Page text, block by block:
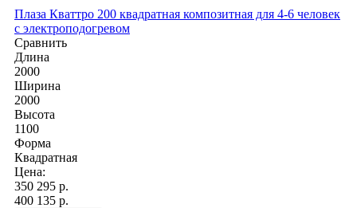
Плаза Кваттро 200 квадратная композитная для 4-6 человек
с электроподогревом
Сравнить
Длина
2000
Ширина
2000
Высота
1100
Форма
Квадратная
Цена:
350 295 р.
400 135 р.